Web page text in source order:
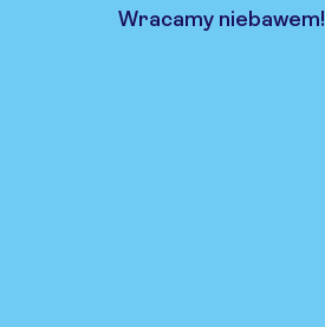
Wracamy niebawem!